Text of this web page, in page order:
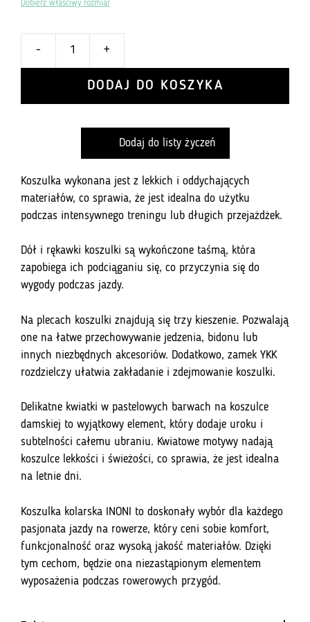
Dobierz właściwy rozmiar
-
Inoni
Whispers
+
DODAJ DO KOSZYKA
Dodaj do listy życzeń
Koszulka wykonana jest z lekkich i oddychających
materiałów, co sprawia, że jest idealna do użytku
podczas intensywnego treningu lub długich przejażdżek.
Dół i rękawki koszulki są wykończone taśmą, która
zapobiega ich podciąganiu się, co przyczynia się do
wygody podczas jazdy.
Na plecach koszulki znajdują się trzy kieszenie. Pozwalają
one na łatwe przechowywanie jedzenia, bidonu lub
innych niezbędnych akcesoriów. Dodatkowo, zamek YKK
rozdzielczy ułatwia zakładanie i zdejmowanie koszulki.
Delikatne kwiatki w pastelowych barwach na koszulce
damskiej to wyjątkowy element, który dodaje uroku i
subtelności całemu ubraniu. Kwiatowe motywy nadają
koszulce lekkości i świeżości, co sprawia, że jest idealna
na letnie dni.
Koszulka kolarska INONI to doskonały wybór dla każdego
pasjonata jazdy na rowerze, który ceni sobie komfort,
funkcjonalność oraz wysoką jakość materiałów. Dzięki
tym cechom, będzie ona niezastąpionym elementem
wyposażenia podczas rowerowych przygód.